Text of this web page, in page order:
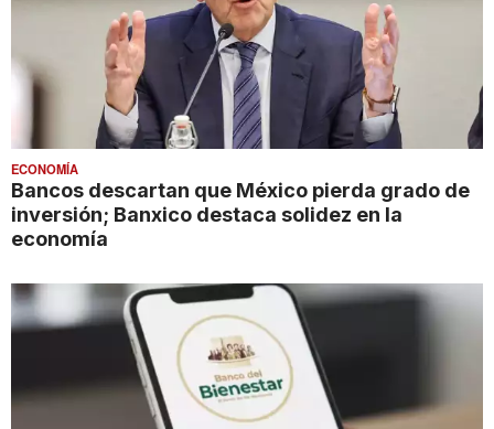
ECONOMÍA
Bancos descartan que México pierda grado de
inversión; Banxico destaca solidez en la
economía